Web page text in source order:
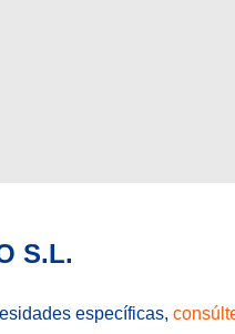
S.L.
específicas,